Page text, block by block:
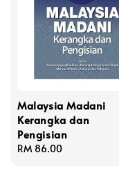
Malaysia Madani
Kerangka dan
Pengisian
Regular
RM 86.00